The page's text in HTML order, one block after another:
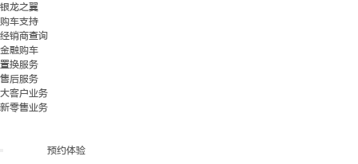
银龙之翼
购车支持
经销商查询
金融购车
置换服务
售后服务
大客户业务
新零售业务
预约体验